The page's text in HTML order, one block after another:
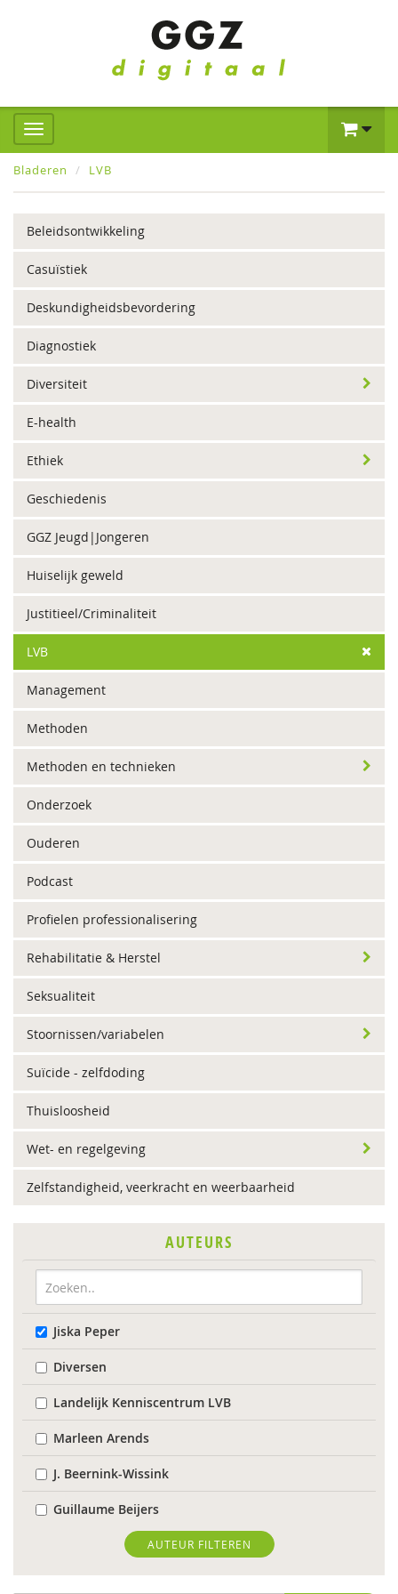
Bladeren LVB
Beleidsontwikkeling
Casuïstiek
Deskundigheidsbevordering
Diagnostiek
Diversiteit
E-health
Ethiek
Geschiedenis
GGZ Jeugd|Jongeren
Huiselijk geweld
Justitieel/Criminaliteit
LVB
Management
Methoden
Methoden en technieken
Onderzoek
Ouderen
Podcast
Profielen professionalisering
Rehabilitatie & Herstel
Seksualiteit
Stoornissen/variabelen
Suïcide - zelfdoding
Thuisloosheid
Wet- en regelgeving
Zelfstandigheid, veerkracht en weerbaarheid
AUTEURS
Jiska Peper
Diversen
Landelijk Kenniscentrum LVB
Marleen Arends
J. Beernink-Wissink
Guillaume Beijers
Femke Berends
Ingeborg Berger
AUTEUR FILTEREN